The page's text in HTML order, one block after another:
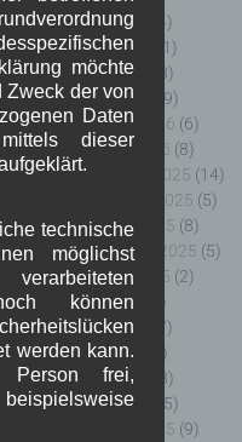
Juni 2026
(4)
Mai 2026
(11)
April 2026
(8)
März 2026
(9)
Februar 2026 (6)
Januar 2026 (8)
Dezember 2025 (14)
November 2025 (5)
Oktober 2025 (8)
September 2025 (5)
August 2025 (2)
Juli 2025
(9)
Juni 2025
(7)
Mai 2025
(3)
April 2025
(8)
März 2025
(5)
Februar 2025 (9)
möchte
Zweck der von
Daten
dieser
technische
möglichst
können
werden kann.
frei,